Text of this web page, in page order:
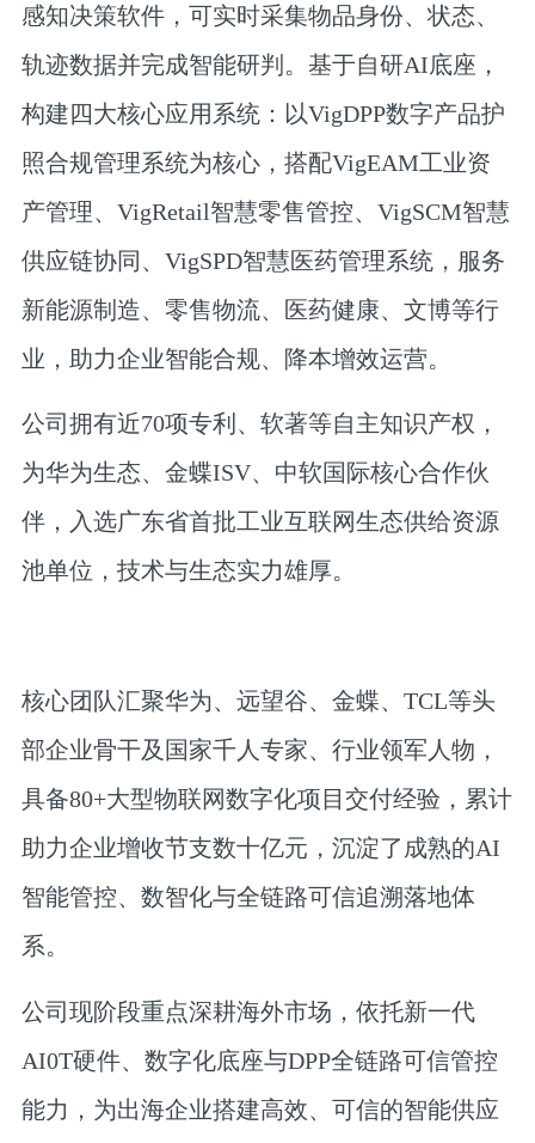
感知决策软件，可实时采集物品身份、状态、
轨迹数据并完成智能研判。基于自研AI底座，
构建四大核心应用系统：以VigDPP数字产品护
照合规管理系统为核心，搭配VigEAM工业资
产管理、VigRetail智慧零售管控、VigSCM智慧
供应链协同、VigSPD智慧医药管理系统，服务
新能源制造、零售物流、医药健康、文博等行
业，助力企业智能合规、降本增效运营。
公司拥有近70项专利、软著等自主知识产权，
为华为生态、金蝶ISV、中软国际核心合作伙
伴，入选广东省首批工业互联网生态供给资源
池单位，技术与生态实力雄厚。
核心团队汇聚华为、远望谷、金蝶、TCL等头
部企业骨干及国家千人专家、行业领军人物，
具备80+大型物联网数字化项目交付经验，累计
助力企业增收节支数十亿元，沉淀了成熟的AI
智能管控、数智化与全链路可信追溯落地体
系。
公司现阶段重点深耕海外市场，依托新一代
AI0T硬件、数字化底座与DPP全链路可信管控
能力，为出海企业搭建高效、可信的智能供应